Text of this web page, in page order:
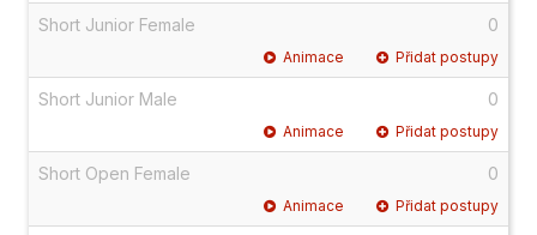
Short Junior Female 0
Animace Přidat postupy
Short Junior Male 0
Animace Přidat postupy
Short Open Female 0
Animace Přidat postupy